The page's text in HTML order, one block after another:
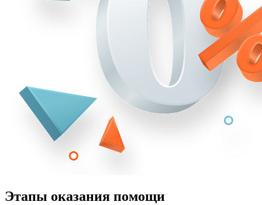
Этапы оказания помощи